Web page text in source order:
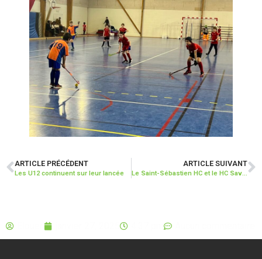
ARTICLE PRÉCÉDENT
Les U12 continuent sur leur lancée
ARTICLE SUIVANT
Le Saint-Sébastien HC et le HC Savenay se retrouvent pour s’entraîner !